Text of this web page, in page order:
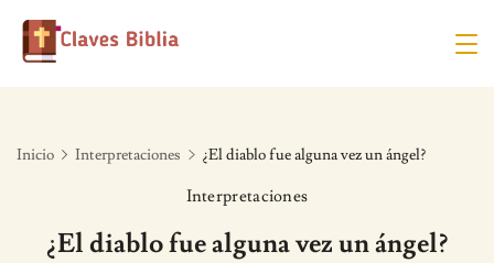
Skip
Inicio Interpretaciones ¿El diablo fue alguna vez un ángel?
Interpretaciones
¿El diablo fue alguna vez un ángel?